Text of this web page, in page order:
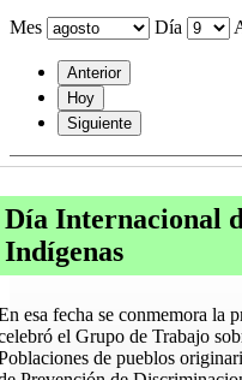
Mes Día
Anterior
Hoy
Siguiente
Día Internacional
Indígenas
esa fecha se conmemora la
el Grupo de Trabajo
de pueblos